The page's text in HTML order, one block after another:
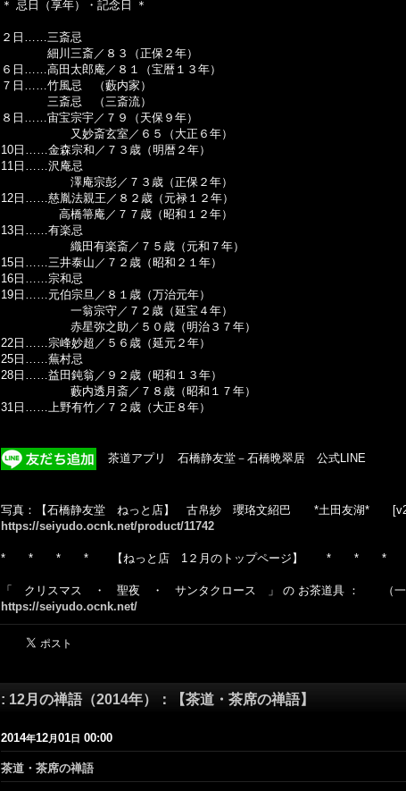
＊ 忌日（享年）・記念日 ＊
２日……三斎忌
細川三斎／８３（正保２年）
６日……高田太郎庵／８１（宝暦１３年）
７日……竹風忌 （藪内家）
三斎忌 （三斎流）
８日……宙宝宗宇／７９（天保９年）
又妙斎玄室／６５（大正６年）
10日……金森宗和／７３歳（明暦２年）
11日……沢庵忌
澤庵宗彭／７３歳（正保２年）
12日……慈胤法親王／８２歳（元禄１２年）
高橋箒庵／７７歳（昭和１２年）
13日……有楽忌
織田有楽斎／７５歳（元和７年）
15日……三井泰山／７２歳（昭和２１年）
16日……宗和忌
19日……元伯宗旦／８１歳（万治元年）
一翁宗守／７２歳（延宝４年）
赤星弥之助／５０歳（明治３７年）
22日……宗峰妙超／５６歳（延元２年）
25日……蕪村忌
28日……益田鈍翁／９２歳（昭和１３年）
藪内透月斎／７８歳（昭和１７年）
31日……上野有竹／７２歳（大正８年）
茶道アプリ 石橋静友堂－石橋晩翠居 公式LINE
写真：【石橋静友堂 ねっと店】 古帛紗 瓔珞文紹巴 *土田友湖*
https://seiyudo.ocnk.net/product/11742
* * * * 【ねっと店 1２月のトップページ】 * * *
「 クリスマス ・ 聖夜 ・ サンタクロース 」 の お茶道具 ： （一
https://seiyudo.ocnk.net/
: 12月の禅語（2014年）：【茶道・茶席の禅語】
2014年12月01日 00:00
茶道・茶席の禅語